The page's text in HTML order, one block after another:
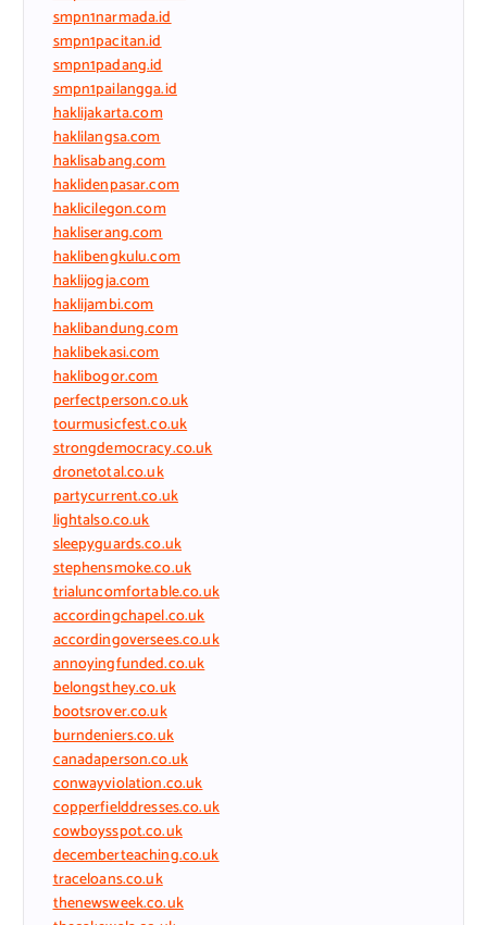
smpn1narmada.id
smpn1pacitan.id
smpn1padang.id
smpn1pailangga.id
haklijakarta.com
haklilangsa.com
haklisabang.com
haklidenpasar.com
haklicilegon.com
hakliserang.com
haklibengkulu.com
haklijogja.com
haklijambi.com
haklibandung.com
haklibekasi.com
haklibogor.com
perfectperson.co.uk
tourmusicfest.co.uk
strongdemocracy.co.uk
dronetotal.co.uk
partycurrent.co.uk
lightalso.co.uk
sleepyguards.co.uk
stephensmoke.co.uk
trialuncomfortable.co.uk
accordingchapel.co.uk
accordingoversees.co.uk
annoyingfunded.co.uk
belongsthey.co.uk
bootsrover.co.uk
burndeniers.co.uk
canadaperson.co.uk
conwayviolation.co.uk
copperfielddresses.co.uk
cowboysspot.co.uk
decemberteaching.co.uk
traceloans.co.uk
thenewsweek.co.uk